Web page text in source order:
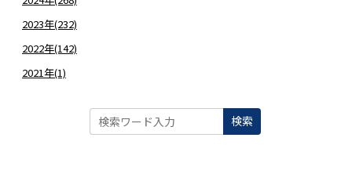
2023年(232)
2022年(142)
2021年(1)
検索